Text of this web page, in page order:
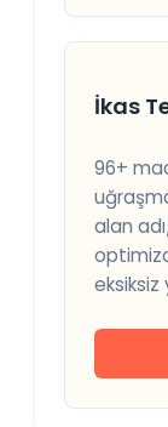
İkas
96+
alan
eksiksiz